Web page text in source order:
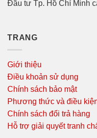
Đầu tư Tp. Hồ Chí Minh
TRANG
Giới thiệu
Điều khoản sử dụng
Chính sách bảo mật
Phương thức và điều
Chính sách đổi trả hàng
Hỗ trợ giải quyết tranh